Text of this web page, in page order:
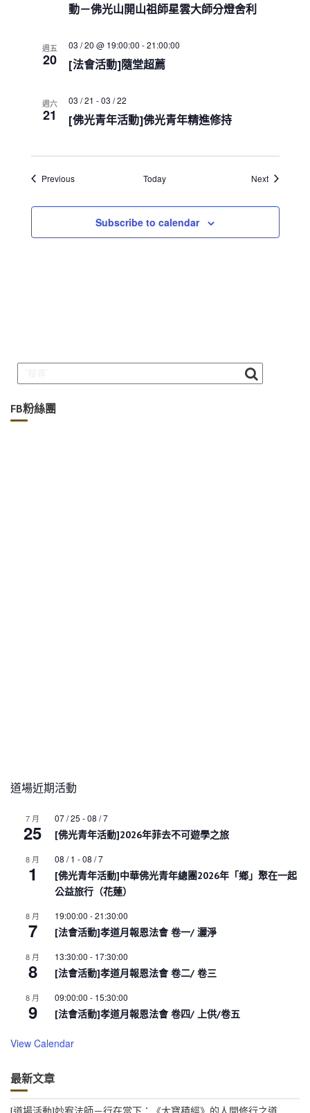
動－佛光山開山祖師星雲大師分燈舍利
週五
20 [法會活動]隨堂超薦
03 / 20 @ 19:00:00 -21:00:00
週六
21 [佛光青年活動]佛光青年精進修持
03 / 21 -03 / 22
PreviousEvents Today NextEvents
Subscribe to calendar
FB粉絲團
道場近期活動
7 月
25
07 / 25 -08 / 7
[佛光青年活動]2026年菲去不可遊學之旅
8 月
1
08 / 1 -08 / 7
[佛光青年活動]中華佛光青年總團2026年「鄉」聚在一起
公益旅行（花蓮）
8 月
7
19:00:00 -21:30:00
[法會活動]孝道月報恩法會 卷一/ 灑淨
8 月
8
13:30:00 - 17:30:00
[法會活動]孝道月報恩法會 卷二/ 卷三
8 月
9
09:00:00 - 15:30:00
[法會活動]孝道月報恩法會 卷四/ 上供/卷五
View Calendar
最新文章